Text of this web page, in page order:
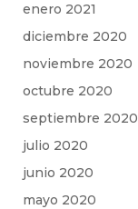
enero 2021
diciembre 2020
noviembre 2020
octubre 2020
septiembre 2020
julio 2020
junio 2020
mayo 2020